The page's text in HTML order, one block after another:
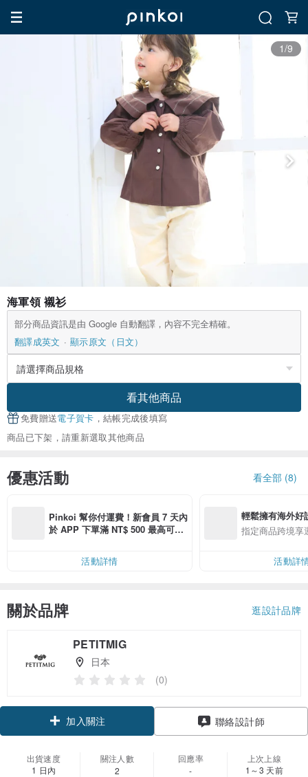
1/9
海軍領 襯衫
部分商品資訊是由 Google 自動翻譯，內容不完全精確。
翻譯成英文
顯示原文（日文）
看其他商品
免費贈送電子賀卡 ，結帳完成後填寫
商品已下架，請重新選取其他商品
優惠活動 看全部 (8)
Pinkoi 幫你付運費！新會員 7 天內
於 APP 下單滿 NT$ 500 最高可折
活動詳情
輕鬆擁有海外好
指定商品跨境享
活動詳
關於品牌 逛設計品牌
PETITMIG
日本
(0)
加入關注 聯絡設計師
出貨速度
1 日內
關注人數
2
回應率
-
上次上線
1～3 天前